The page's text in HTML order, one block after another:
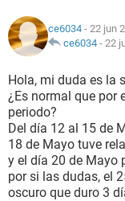
NUTRICIÓN
SEXUALIDAD
GLOSARIO
ce6034 - 22 jun
ce6034 - 22
Hola, mi duda es la
¿Es normal que por
periodo?
Del día 12 al 15 de
18 de Mayo tuve
y el día 20 de Mayo
por si las dudas, el
oscuro que duro 3